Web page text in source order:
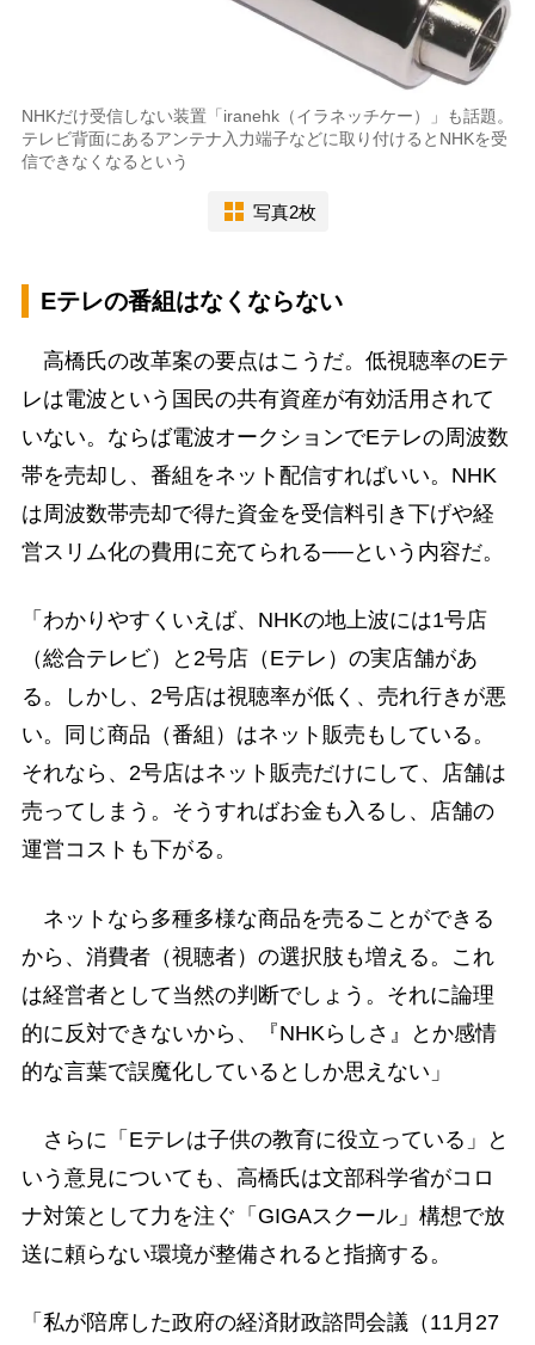
NHKだけ受信しない装置「iranehk（イラネッチケー）」も話題。
テレビ背面にあるアンテナ入力端子などに取り付けるとNHKを受
信できなくなるという
写真2枚
Eテレの番組はなくならない
高橋氏の改革案の要点はこうだ。低視聴率のEテ
レは電波という国民の共有資産が有効活用されて
いない。ならば電波オークションでEテレの周波数
帯を売却し、番組をネット配信すればいい。NHK
は周波数帯売却で得た資金を受信料引き下げや経
営スリム化の費用に充てられる──という内容だ。
「わかりやすくいえば、NHKの地上波には1号店
（総合テレビ）と2号店（Eテレ）の実店舗があ
る。しかし、2号店は視聴率が低く、売れ行きが悪
い。同じ商品（番組）はネット販売もしている。
それなら、2号店はネット販売だけにして、店舗は
売ってしまう。そうすればお金も入るし、店舗の
運営コストも下がる。
ネットなら多種多様な商品を売ることができる
から、消費者（視聴者）の選択肢も増える。これ
は経営者として当然の判断でしょう。それに論理
的に反対できないから、『NHKらしさ』とか感情
的な言葉で誤魔化しているとしか思えない」
さらに「Eテレは子供の教育に役立っている」と
いう意見についても、高橋氏は文部科学省がコロ
ナ対策として力を注ぐ「GIGAスクール」構想で放
送に頼らない環境が整備されると指摘する。
「私が陪席した政府の経済財政諮問会議（11月27